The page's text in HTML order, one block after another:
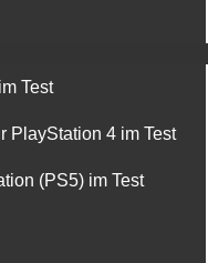
Test
PlayStation 4 im Test
(PS5) im Test